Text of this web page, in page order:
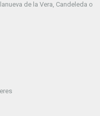
de la Vera, Candeleda o